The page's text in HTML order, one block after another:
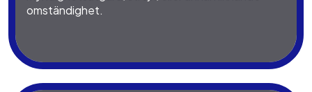
omständighet.